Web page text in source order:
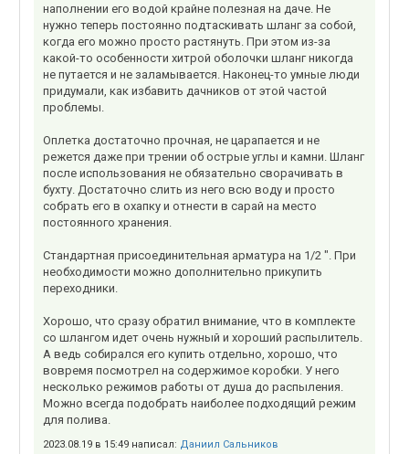
наполнении его водой крайне полезная на даче. Не
нужно теперь постоянно подтаскивать шланг за собой,
когда его можно просто растянуть. При этом из-за
какой-то особенности хитрой оболочки шланг никогда
не путается и не заламывается. Наконец-то умные люди
придумали, как избавить дачников от этой частой
проблемы.
Оплетка достаточно прочная, не царапается и не
режется даже при трении об острые углы и камни. Шланг
после использования не обязательно сворачивать в
бухту. Достаточно слить из него всю воду и просто
собрать его в охапку и отнести в сарай на место
постоянного хранения.
Стандартная присоединительная арматура на 1/2 ". При
необходимости можно дополнительно прикупить
переходники.
Хорошо, что сразу обратил внимание, что в комплекте
со шлангом идет очень нужный и хороший распылитель.
А ведь собирался его купить отдельно, хорошо, что
вовремя посмотрел на содержимое коробки. У него
несколько режимов работы от душа до распыления.
Можно всегда подобрать наиболее подходящий режим
для полива.
2023.08.19 в 15:49 написал: Даниил Сальников